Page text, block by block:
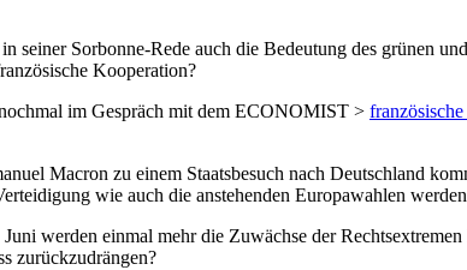
seiner Sorbonne-Rede auch die Bedeutung des grünen
Kooperation?
im Gespräch mit dem ECONOMIST >
Macron zu einem Staatsbesuch nach Deutschland
wie auch die anstehenden Europawahlen
werden einmal mehr die Zuwächse der
zurückzudrängen?